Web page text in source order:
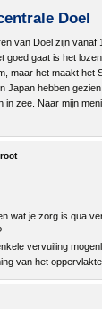
Doel
van Doel zijn vanaf
goed gaat is het
maar het maakt het
Japan hebben
in zee. Naar mijn
wat je zorg is qua
vervuiling
van het